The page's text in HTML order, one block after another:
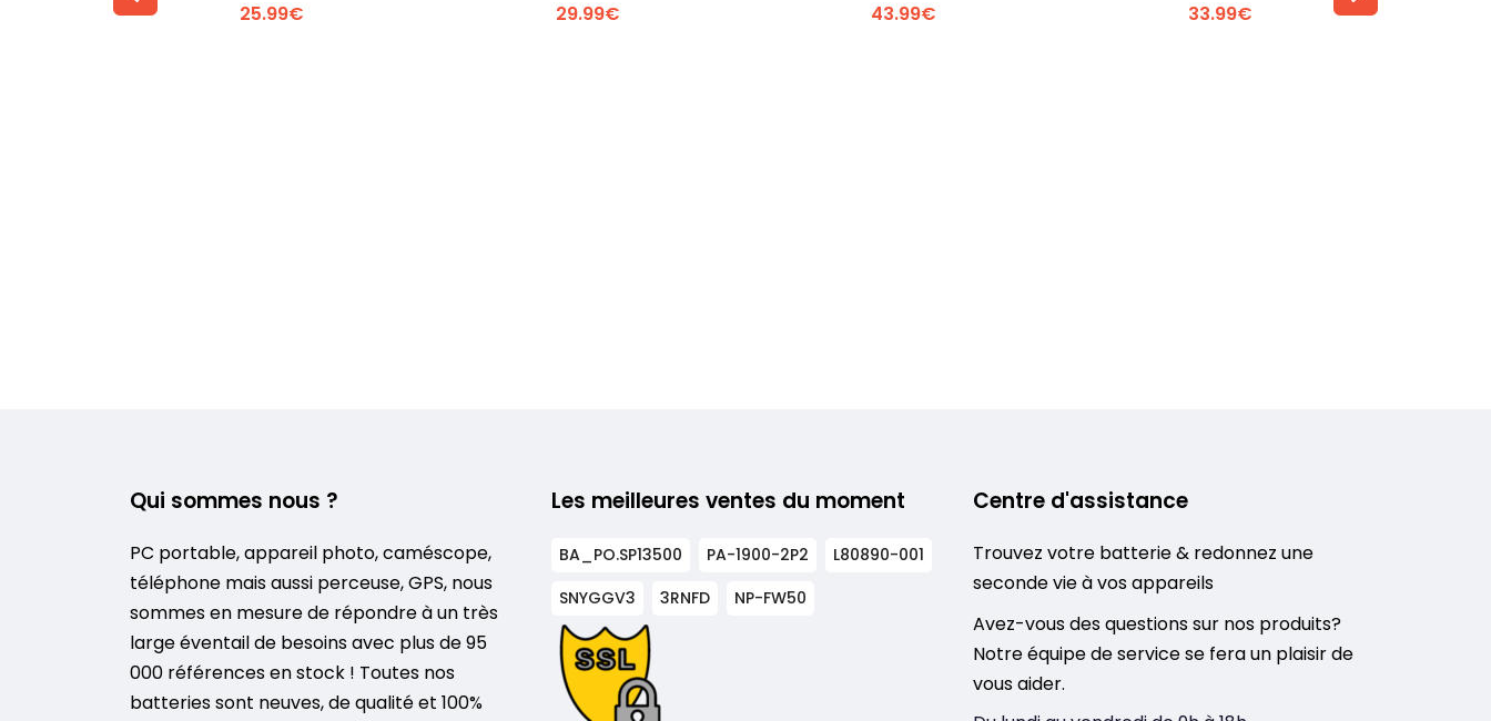
Voir plus +
25.99€
Voir plus +
29.99€
Voir plus +
43.99€
Voir plus +
33.99€
Qui sommes nous ?
PC portable, appareil photo, caméscope,
téléphone mais aussi perceuse, GPS, nous
sommes en mesure de répondre à un très
large éventail de besoins avec plus de 95
000 références en stock ! Toutes nos
batteries sont neuves, de qualité et 100%
Les meilleures ventes du moment
BA_PO.SP13500 PA-1900-2P2
L80890-001
SNYGGV3
3RNFD NP-FW50
Centre d'assistance
Trouvez votre batterie & redonnez une
seconde vie à vos appareils
Avez-vous des questions sur nos produits?
Notre équipe de service se fera un plaisir de
vous aider.